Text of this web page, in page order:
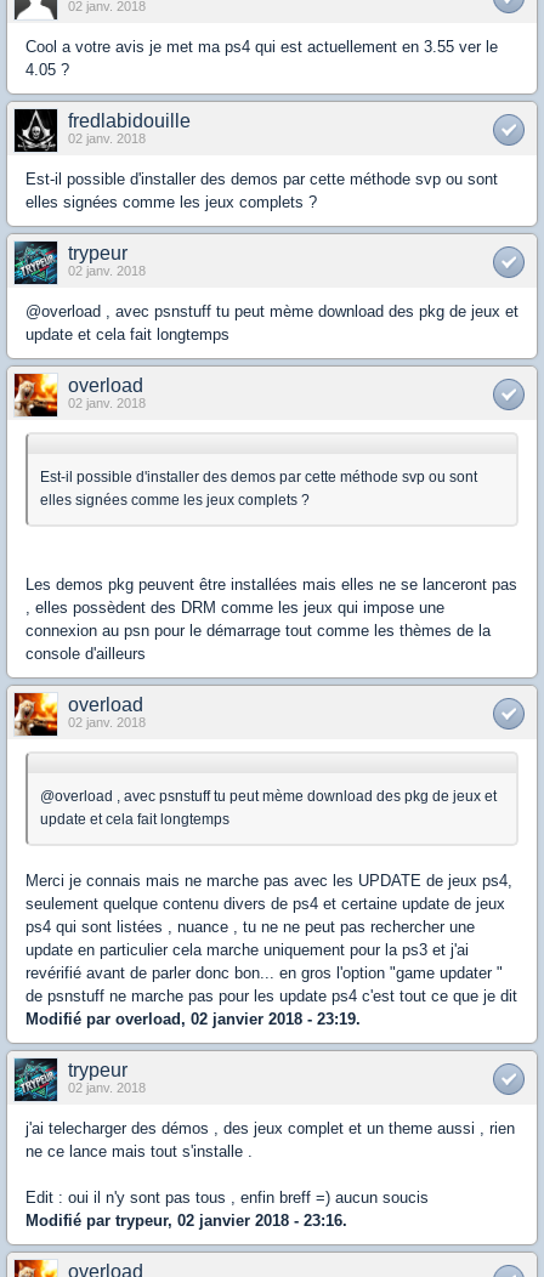
02 janv. 2018
Cool a votre avis je met ma ps4 qui est actuellement en 3.55 ver le
4.05 ?
fredlabidouille
02 janv. 2018
Est-il possible d'installer des demos par cette méthode svp ou sont
elles signées comme les jeux complets ?
trypeur
02 janv. 2018
@overload , avec psnstuff tu peut mème download des pkg de jeux et
update et cela fait longtemps
overload
02 janv. 2018
Est-il possible d'installer des demos par cette méthode svp ou sont
elles signées comme les jeux complets ?
Les demos pkg peuvent être installées mais elles ne se lanceront pas
, elles possèdent des DRM comme les jeux qui impose une
connexion au psn pour le démarrage tout comme les thèmes de la
console d'ailleurs
overload
02 janv. 2018
@overload , avec psnstuff tu peut mème download des pkg de jeux et
update et cela fait longtemps
Merci je connais mais ne marche pas avec les UPDATE de jeux ps4,
seulement quelque contenu divers de ps4 et certaine update de jeux
ps4 qui sont listées , nuance , tu ne ne peut pas rechercher une
update en particulier cela marche uniquement pour la ps3 et j'ai
revérifié avant de parler donc bon... en gros l'option "game updater "
de psnstuff ne marche pas pour les update ps4 c'est tout ce que je dit
Modifié par overload, 02 janvier 2018 - 23:19.
trypeur
02 janv. 2018
j'ai telecharger des démos , des jeux complet et un theme aussi , rien
ne ce lance mais tout s'installe .
Edit : oui il n'y sont pas tous , enfin breff =) aucun soucis
Modifié par trypeur, 02 janvier 2018 - 23:16.
overload